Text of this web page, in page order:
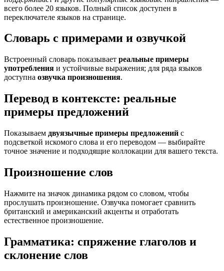
всего более 20 языков. Полный список доступен в
переключателе языков на странице.
Словарь с примерами и озвучкой
Встроенный словарь показывает реальные примеры
употребления и устойчивые выражения; для ряда языков
доступна озвучка произношения.
Перевод в контексте: реальные
примеры предложений
Показываем двуязычные примеры предложений с
подсветкой искомого слова и его переводом — выбирайте
точное значение и подходящие коллокации для вашего текста.
Произношение слов
Нажмите на значок динамика рядом со словом, чтобы
прослушать произношение. Озвучка помогает сравнить
британский и американский акценты и отработать
естественное произношение.
Грамматика: спряжение глаголов и
склонение слов